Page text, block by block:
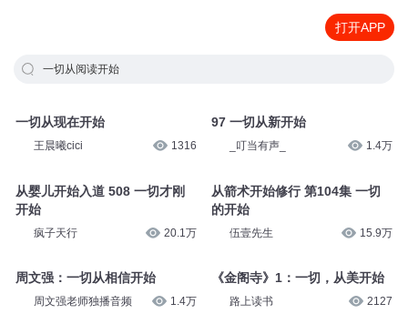
打开APP
一切从阅读开始
一切从现在开始
王晨曦cici 1316
从婴儿开始入道 508 一切才刚
开始
疯子天行 20.1万
周文强：一切从相信开始
周文强老师独播音频 1.4万
97 一切从新开始
_叮当有声_ 1.4万
从箭术开始修行 第104集 一切
的开始
伍壹先生 15.9万
《金阁寺》1：一切，从美开始
路上读书 2127